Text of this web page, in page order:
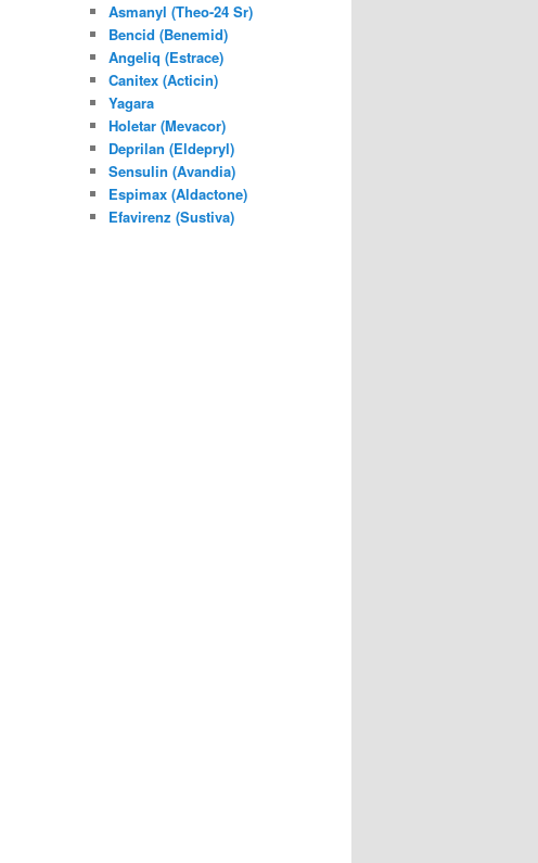
Asmanyl (Theo-24 Sr)
Bencid (Benemid)
Angeliq (Estrace)
Canitex (Acticin)
Yagara
Holetar (Mevacor)
Deprilan (Eldepryl)
Sensulin (Avandia)
Espimax (Aldactone)
Efavirenz (Sustiva)